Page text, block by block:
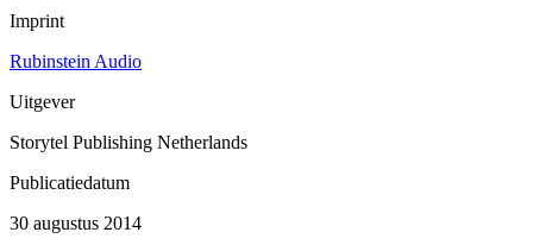
Imprint
Rubinstein Audio
Uitgever
Storytel Publishing Netherlands
Publicatiedatum
30 augustus 2014